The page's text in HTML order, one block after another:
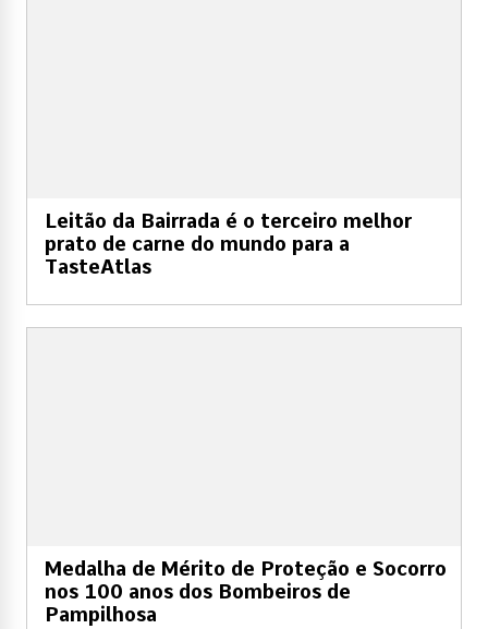
Leitão da Bairrada é o terceiro melhor
prato de carne do mundo para a
TasteAtlas
Medalha de Mérito de Proteção e Socorro
nos 100 anos dos Bombeiros de
Pampilhosa